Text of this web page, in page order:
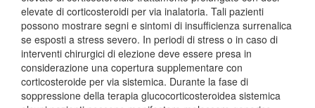
elevate di corticosteroidi per via inalatoria. Tali pazienti
possono mostrare segni e sintomi di insufficienza surrenalica
se esposti a stress severo. In periodi di stress o in caso di
interventi chirurgici di elezione deve essere presa in
considerazione una copertura supplementare con
corticosteroide per via sistemica. Durante la fase di
soppressione della terapia glucocorticosteroidea sistemica